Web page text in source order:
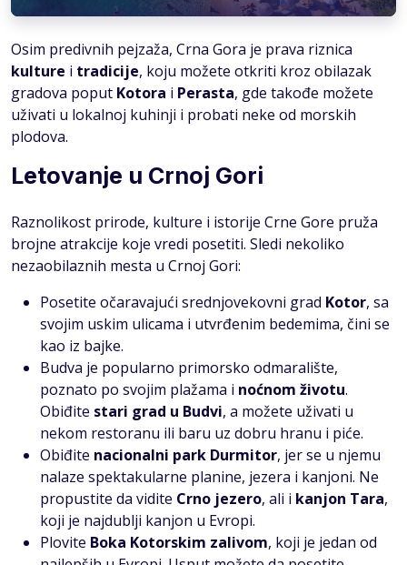
Osim predivnih pejzaža, Crna Gora je prava riznica
kulture i tradicije, koju možete otkriti kroz obilazak
gradova poput Kotora i Perasta, gde takođe možete
uživati u lokalnoj kuhinji i probati neke od morskih
plodova.
Letovanje u Crnoj Gori
Raznolikost prirode, kulture i istorije Crne Gore pruža
brojne atrakcije koje vredi posetiti. Sledi nekoliko
nezaobilaznih mesta u Crnoj Gori:
Posetite očaravajući srednjovekovni grad Kotor, sa
svojim uskim ulicama i utvrđenim bedemima, čini se
kao iz bajke.
Budva je popularno primorsko odmaralište,
poznato po svojim plažama i noćnom životu.
Obiđite stari grad u Budvi, a možete uživati u
nekom restoranu ili baru uz dobru hranu i piće.
Obiđite nacionalni park Durmitor, jer se u njemu
nalaze spektakularne planine, jezera i kanjoni. Ne
propustite da vidite Crno jezero, ali i kanjon Tara,
koji je najdublji kanjon u Evropi.
Plovite Boka Kotorskim zalivom, koji je jedan od